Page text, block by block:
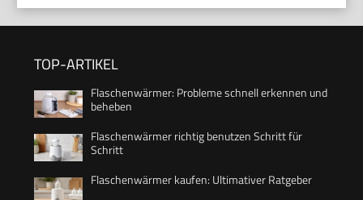
TOP-ARTIKEL
Flaschenwärmer: Probleme schnell erkennen und
beheben
Flaschenwärmer richtig benutzen Schritt für
Schritt
Flaschenwärmer kaufen: Ultimativer Ratgeber